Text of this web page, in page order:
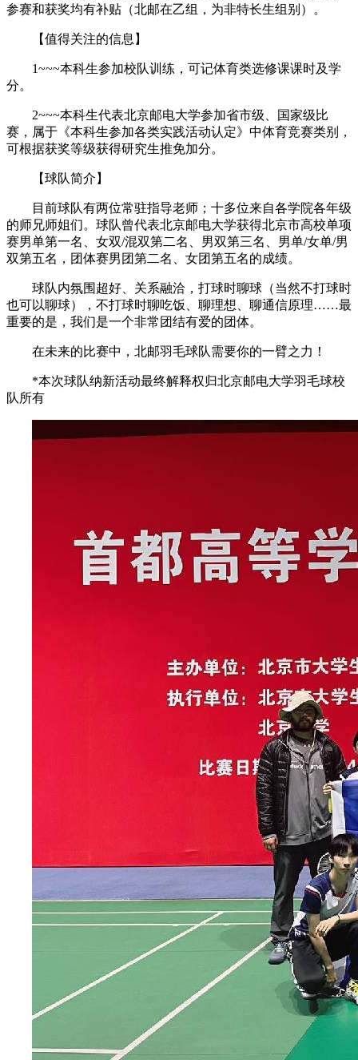
参赛和获奖均有补贴（北邮在乙组，为非特长生组别）。
【值得关注的信息】
1~~~本科生参加校队训练，可记体育类选修课课时及学
分。
2~~~本科生代表北京邮电大学参加省市级、国家级比
赛，属于《本科生参加各类实践活动认定》中体育竞赛类别，
可根据获奖等级获得研究生推免加分。
【球队简介】
目前球队有两位常驻指导老师；十多位来自各学院各年级
的师兄师姐们。球队曾代表北京邮电大学获得北京市高校单项
赛男单第一名、女双/混双第二名、男双第三名、男单/女单/男
双第五名，团体赛男团第二名、女团第五名的成绩。
球队内氛围超好、关系融洽，打球时聊球（当然不打球时
也可以聊球），不打球时聊吃饭、聊理想、聊通信原理……最
重要的是，我们是一个非常团结有爱的团体。
在未来的比赛中，北邮羽毛球队需要你的一臂之力！
*本次球队纳新活动最终解释权归北京邮电大学羽毛球校
队所有